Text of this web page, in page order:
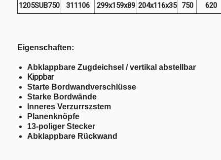
1205SUB750 311106 299x159x89 204x116x35 750 620
Eigenschaften:
Abklappbare Zugdeichsel / vertikal abstellbar
Kippbar
Starte Bordwandverschlüsse
Starke Bordwände
Inneres Verzurrszstem
Planenknöpfe
13-poliger Stecker
Abklappbare Rückwand